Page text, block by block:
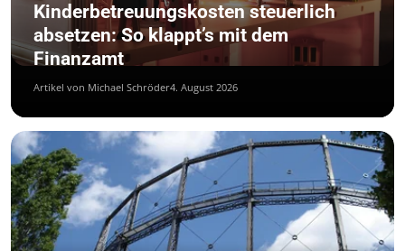
Kinderbetreuungskosten steuerlich
absetzen: So klappt’s mit dem
Finanzamt
Artikel von Michael Schröder4. August 2026